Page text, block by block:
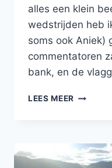
alles een klein
wedstrijden heb
soms ook Aniek)
commentatoren
bank, en de
LEES MEER HÉT